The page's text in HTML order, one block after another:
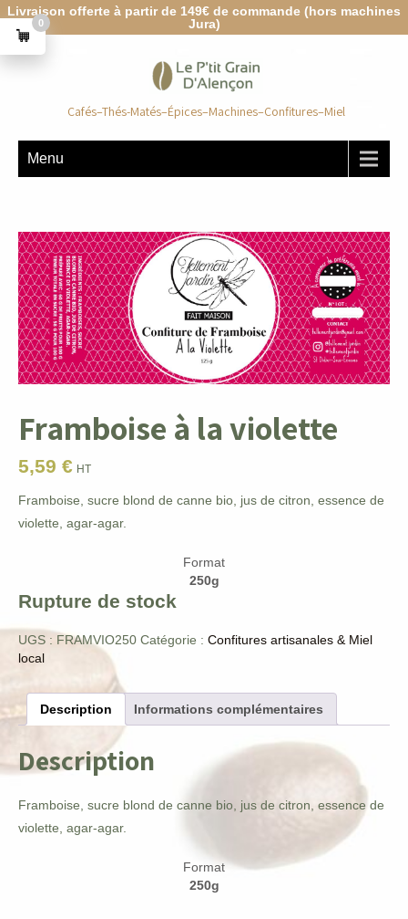
Livraison offerte à partir de 149€ de commande (hors machines
Jura)
Cafés–Thés-Matés–Épices–Machines–Confitures–Miel
Menu
Framboise à la violette
5,59 € HT
Framboise, sucre blond de canne bio, jus de citron, essence de
violette, agar-agar.
Format
250g
Rupture de stock
UGS : FRAMVIO250 Catégorie : Confitures artisanales & Miel
local
Description Informations complémentaires
Description
Framboise, sucre blond de canne bio, jus de citron, essence de
violette, agar-agar.
Format
250g
0